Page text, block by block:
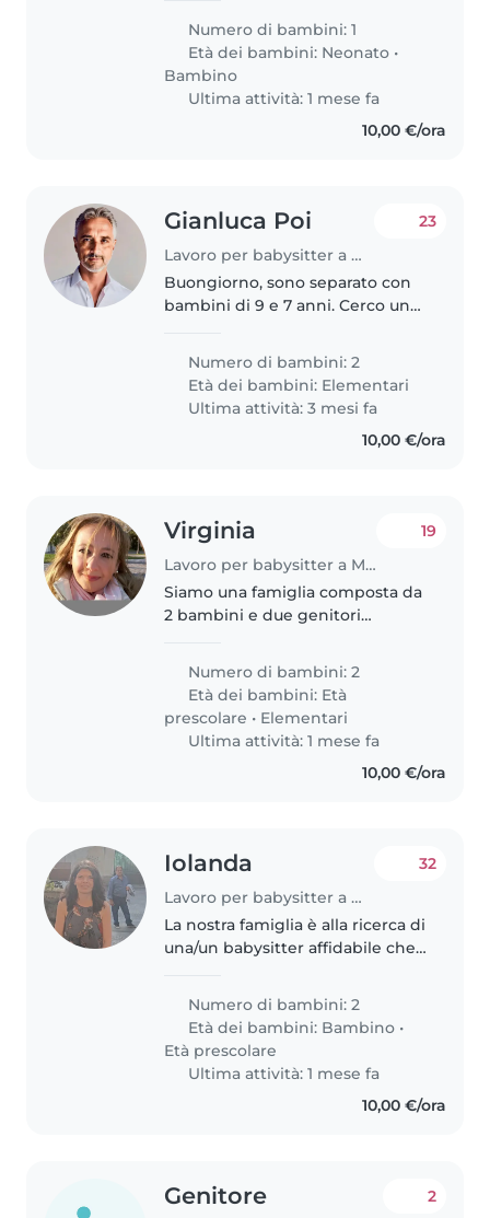
imparando e cresciamo tutti e 3
come famiglia un giorno alla
volta.
Numero di bambini: 1
Età dei bambini: Neonato •
Bambino
Ultima attività: 1 mese fa
10,00 €/ora
Gianluca Poi
Lavoro per babysitter a Monza
23
Buongiorno, sono separato con
bambini di 9 e 7 anni. Cerco una
possa riprenderli da scuola ed a
catechismo/sport. Mercoledì
pomeriggio dalel 16 alle 20:30..
Numero di bambini: 2
Età dei bambini: Elementari
Ultima attività: 3 mesi fa
10,00 €/ora
Virginia
Lavoro per babysitter a Monza
19
Siamo una famiglia composta da
2 bambini e due genitori
una persona affidabile che possa
badare ai nostri figli in caso di
necessità :chiusura scuola,..
Numero di bambini: 2
Età dei bambini: Età
prescolare • Elementari
Ultima attività: 1 mese fa
10,00 €/ora
Iolanda
Lavoro per babysitter a Monza
32
La nostra famiglia è alla ricerca di
una/un babysitter affidabile che
uno di 5 anni. Ci piacerebbe
avere qualcuno/a con..
Numero di bambini: 2
Età dei bambini: Bambino •
Età prescolare
Ultima attività: 1 mese fa
10,00 €/ora
Genitore 2